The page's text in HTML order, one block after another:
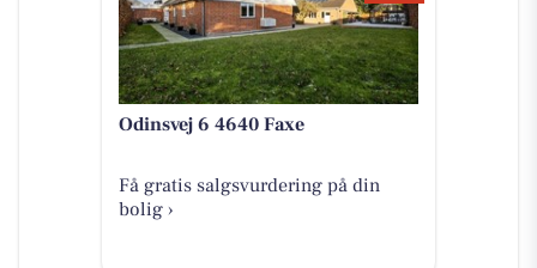
Odinsvej 6 4640 Faxe
Få gratis salgsvurdering på din
bolig ›